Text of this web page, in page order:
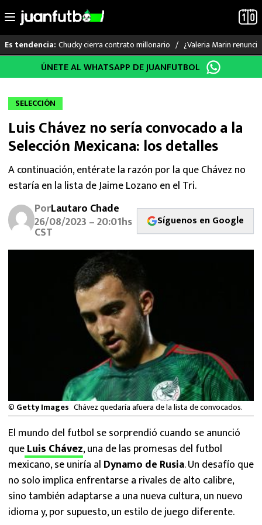
al
Es tendencia: Chucky cierra contrato millonario ¿Valeria Marin
LO ÚLTIMO
LIGA MX
RAYADOS
ATLANTE
SELECCIÓN MEXICANA
MEXICANOS EN EL EXTRANJERO
FUTBOL ESTUFA
NFL
ÚNETE AL WHATSAPP DE JUANFUTBOL
SELECCIÓN
Luis Chávez no sería convocado a la
Selección Mexicana: los detalles
A continuación, entérate la razón por la que Chávez no
estaría en la lista de Jaime Lozano en el Tri.
PorLautaro Chade
26/08/2023 – 20:01hs
CST
Síguenos en Google
© Getty Images Chávez quedaría afuera de la lista de convocados.
El mundo del futbol se sorprendió cuando se anunció
queLuis Chávez, una de las promesas del futbol
mexicano, se uniría al Dynamo de Rusia. Un desafío que
no solo implica enfrentarse a rivales de alto calibre,
sino también adaptarse a una nueva cultura, un nuevo
idioma y, por supuesto, un estilo de juego diferente.